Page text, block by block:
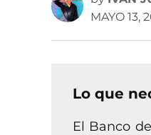
MAYO 13,
Lo que
El Banco